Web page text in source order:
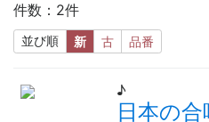
件数：2件
並び順 新 古 品番
♪
日本の